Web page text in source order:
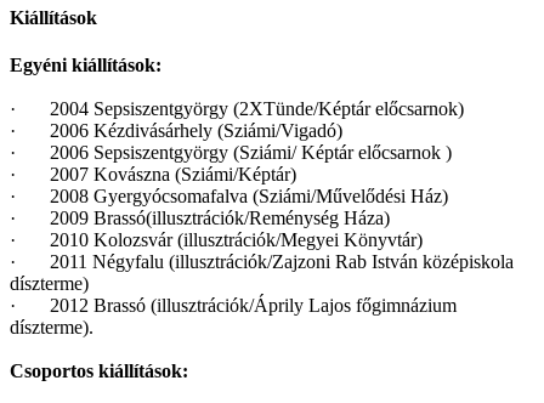
Kiállítások
Egyéni kiállítások:
· 2004 Sepsiszentgyörgy (2XTünde/Képtár előcsarnok)
· 2006 Kézdivásárhely (Sziámi/Vigadó)
· 2006 Sepsiszentgyörgy (Sziámi/ Képtár előcsarnok )
· 2007 Kovászna (Sziámi/Képtár)
· 2008 Gyergyócsomafalva (Sziámi/Művelődési Ház)
· 2009 Brassó(illusztrációk/Reménység Háza)
· 2010 Kolozsvár (illusztrációk/Megyei Könyvtár)
· 2011 Négyfalu (illusztrációk/Zajzoni Rab István középiskola
díszterme)
· 2012 Brassó (illusztrációk/Áprily Lajos főgimnázium
díszterme).
Csoportos kiállítások: